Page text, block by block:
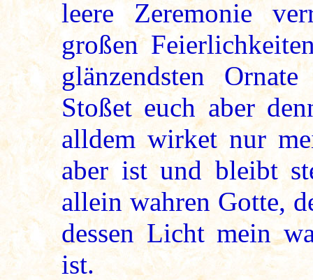
leere Zeremonie
großen
glänzendsten
Stoßet euch aber
alldem wirket nur
aber ist und bleibt
allein wahren Gotte,
dessen Licht mein
ist.